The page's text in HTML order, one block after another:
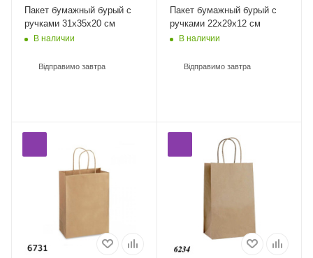
Пакет бумажный бурый с
ручками 31х35х20 см
В наличии
Відправимо завтра
Пакет бумажный бурый с
ручками 22х29x12 см
В наличии
Відправимо завтра